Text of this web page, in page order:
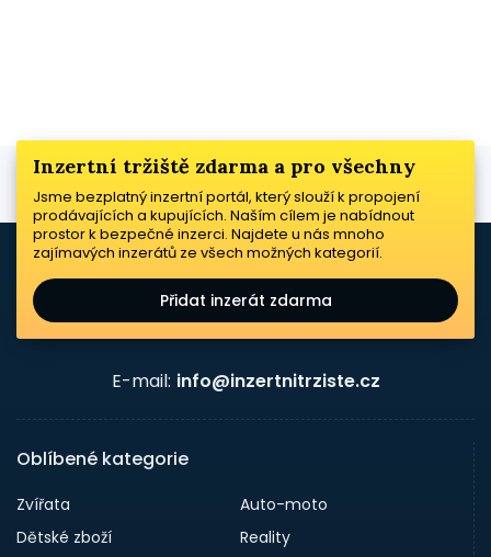
Inzertní tržiště zdarma a pro všechny
Jsme bezplatný inzertní portál, který slouží k propojení
prodávajících a kupujících. Naším cílem je nabídnout
prostor k bezpečné inzerci. Najdete u nás mnoho
zajímavých inzerátů ze všech možných kategorií.
Přidat inzerát zdarma
E-mail: info@inzertnitrziste.cz
Oblíbené kategorie
Zvířata
Auto-moto
Dětské zboží
Reality